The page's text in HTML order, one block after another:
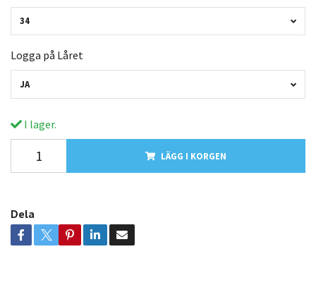
34
Logga på Låret
JA
I lager.
LÄGG I KORGEN
Dela